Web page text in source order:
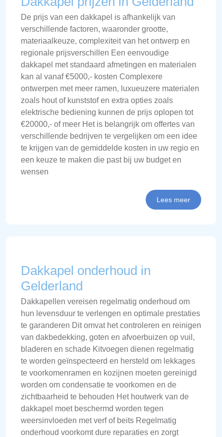
De prijs van een dakkapel is afhankelijk van
verschillende factoren, waaronder grootte,
materiaalkeuze, complexiteit van het ontwerp en
regionale prijsverschillen Een eenvoudige
dakkapel met standaard afmetingen en materialen
kan al vanaf €5000,- kosten Complexere
ontwerpen met meer ramen, luxueuzere materialen
zoals hout of kunststof en extra opties zoals
elektrische bediening kunnen de prijs oplopen tot
€20000,- of meer Het is belangrijk om offertes van
verschillende bedrijven te vergelijken om een idee
te krijgen van de gemiddelde kosten in uw regio en
een keuze te maken die past bij uw budget en
wensen
Lees meer
Dakkapel onderhoud in
Gelderland
Dakkapellen vereisen regelmatig onderhoud om
hun levensduur te verlengen en optimale prestaties
te garanderen Dit omvat het controleren en reinigen
van dakbedekking, goten en afvoerbuizen op vuil,
bladeren en schade Kitvoegen dienen regelmatig
te worden geïnspecteerd en hersteld om lekkages
te voorkomenramen en kozijnen moeten gereinigd
worden om condensatie te voorkomen en de
zichtbaarheid te behouden Het houtwerk van de
dakkapel moet beschermd worden tegen
weersinvloeden met verf of beits Regelmatig
onderhoud voorkomt dure reparaties en zorgt